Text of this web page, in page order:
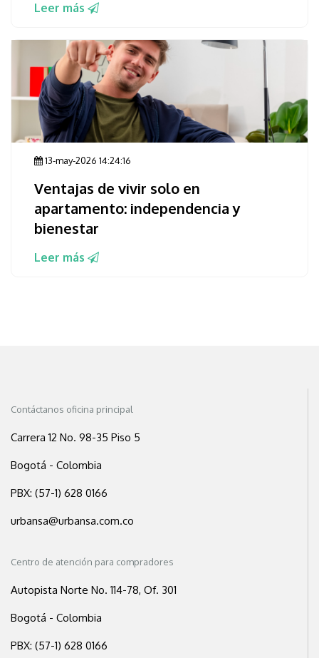
Leer más
13-may-2026 14:24:16
Ventajas de vivir solo en
apartamento: independencia y
bienestar
Leer más
Contáctanos oficina principal
Carrera 12 No. 98-35 Piso 5
Bogotá - Colombia
PBX: (57-1) 628 0166
urbansa@urbansa.com.co
Centro de atención para compradores
Autopista Norte No. 114-78, Of. 301
Bogotá - Colombia
PBX: (57-1) 628 0166